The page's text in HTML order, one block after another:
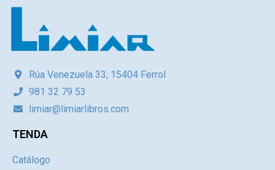
Rúa Venezuela 33, 15404 Ferrol
981 32 79 53
limiar@limiarlibros.com
TENDA
Catálogo